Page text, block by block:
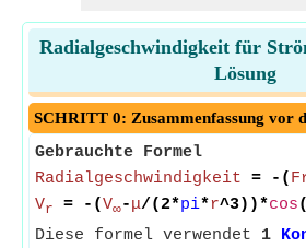
Radialgeschwindigkeit für
Lösung
SCHRITT 0: Zusammenfassung vor
Gebrauchte Formel
Radialgeschwindigkeit = -(
Vr = -(V∞-μ/(2*pi*r^3))*cos(
Diese formel verwendet 1